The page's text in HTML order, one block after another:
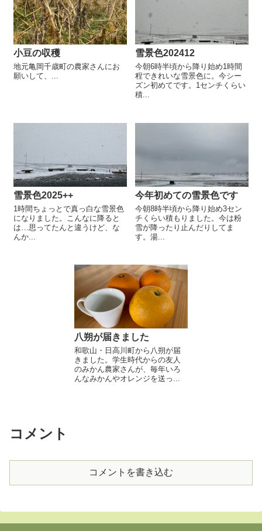
小豆の収穫
地元亀岡千歳町の農家さんにお
願いして、...
雪景色202412
今朝6時半頃から降り始め1時間
程できれいな雪景色に。今シー
ズン初めてです。1センチくらい
積...
雪景色2025++
1時間ちょっとで真っ白な雪景色
になりました。こんなに降ると
は…思ってたんと違うけど、な
んか...
今年初めての雪景色です
今朝8時半頃から降り始め3セン
チくらい積もりました。今は粉
雪が降ったり止んだりしてま
す。湯...
八朔が届きました
和歌山・日高川町から八朔が届
きました。学生時代からの友人
のみかん農家さんが、毎年いろ
んなみかんやオレンジを送っ...
コメント
コメントを書き込む